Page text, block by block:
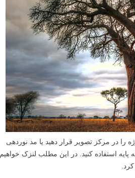
را در مرکز تصویر قرار دهید یا مد نوردهی
استفاده کنید. در این مطلب لنزک خواهیم